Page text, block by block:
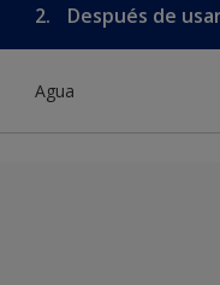
2. Después de
Agua